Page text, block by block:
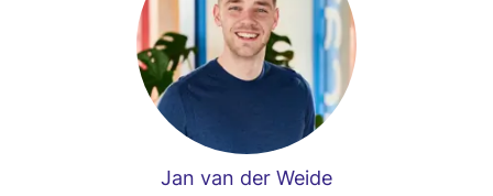
Jan van der Weide